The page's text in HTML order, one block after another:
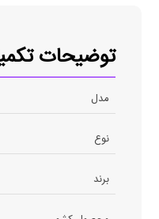
توضیحات
مدل
نوع
برند